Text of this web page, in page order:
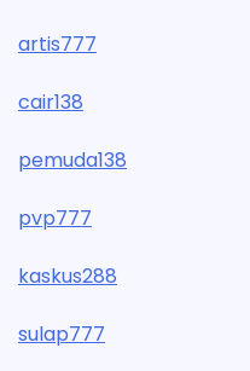
artis777
cair138
pemuda138
pvp777
kaskus288
sulap777